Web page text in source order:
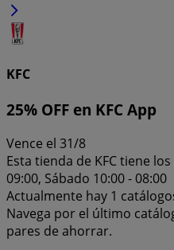
KFC
25% OFF en KFC App
Vence el 31/8
Esta tienda de KFC tiene
09:00, Sábado 10:00 - 08:00
Actualmente hay 1
Navega por el último
pares de ahorrar.